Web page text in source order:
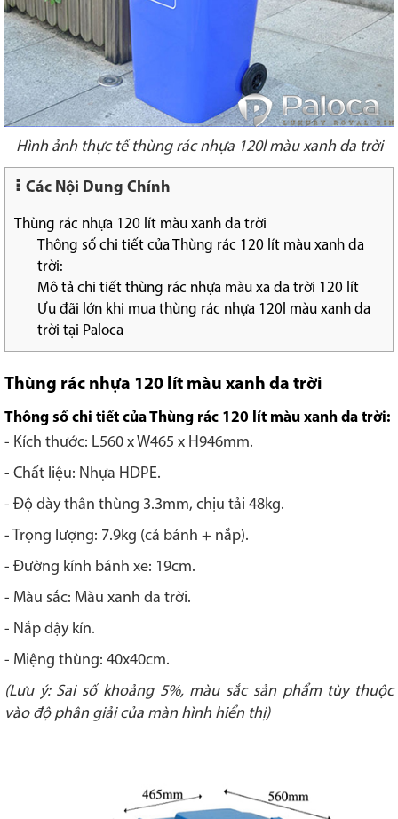
Hình ảnh thực tế thùng rác nhựa 120l màu xanh da trời
Các Nội Dung Chính
Thùng rác nhựa 120 lít màu xanh da trời
Thông số chi tiết của Thùng rác 120 lít màu xanh da
trời:
Mô tả chi tiết thùng rác nhựa màu xa da trời 120 lít
Ưu đãi lớn khi mua thùng rác nhựa 120l màu xanh da
trời tại Paloca
Thùng rác nhựa 120 lít màu xanh da trời
Thông số chi tiết của Thùng rác 120 lít màu xanh da trời:
- Kích thước: L560 x W465 x H946mm.
- Chất liệu: Nhựa HDPE.
- Độ dày thân thùng 3.3mm, chịu tải 48kg.
- Trọng lượng: 7.9kg (cả bánh + nắp).
- Đường kính bánh xe: 19cm.
- Màu sắc: Màu xanh da trời.
- Nắp đậy kín.
- Miệng thùng: 40x40cm.
(Lưu ý: Sai số khoảng 5%, màu sắc sản phẩm tùy thuộc
vào độ phân giải của màn hình hiển thị)